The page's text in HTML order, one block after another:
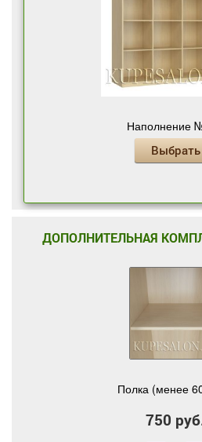
Наполнение
Выбрать
ДОПОЛНИТЕЛЬНАЯ
Полка (менее
750